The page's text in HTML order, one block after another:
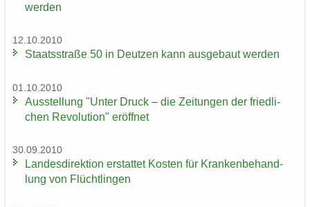
wer­den
12.10.2010
Staats­stra­ße 50 in Deut­zen kann aus­ge­baut wer­den
01.10.2010
Aus­stel­lung "Unter Druck – die Zei­tun­gen der fried­li­
chen Re­vo­lu­ti­on" er­öff­net
30.09.2010
Lan­des­di­rek­ti­on er­stat­tet Kos­ten für Kran­ken­be­hand­
lung von Flücht­lin­gen